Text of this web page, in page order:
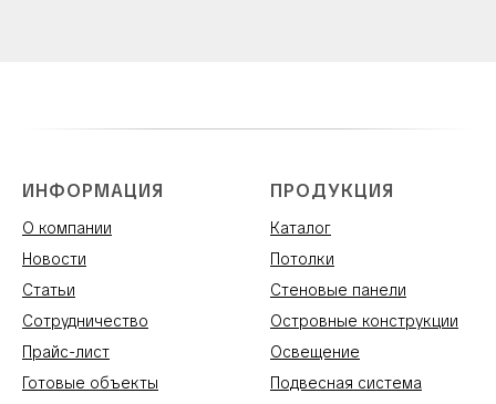
ИНФОРМАЦИЯ
О компании
Новости
Статьи
Сотрудничество
Прайс-лист
Готовые объекты
ПРОДУКЦИЯ
Каталог
Потолки
Стеновые панели
Островные конструкции
Освещение
Подвесная система